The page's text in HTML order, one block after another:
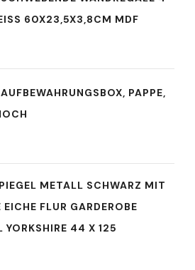
60X23,5X3,8CM MDF
PAPPE,
METALL SCHWARZ MIT
EICHE FLUR GARDEROBE
YORKSHIRE 44 X 125